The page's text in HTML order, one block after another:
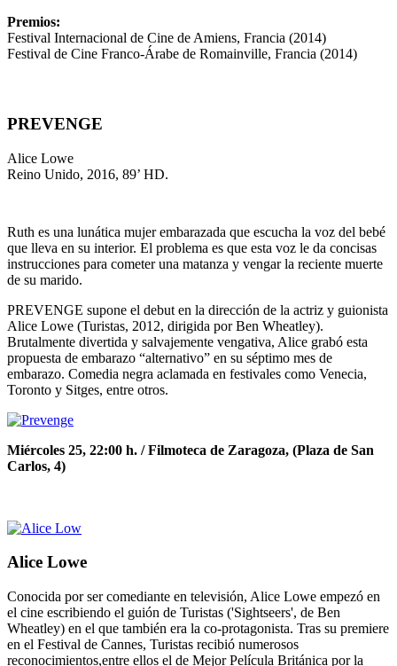
Premios:
Festival Internacional de Cine de Amiens, Francia (2014)
Festival de Cine Franco-Árabe de Romainville, Francia (2014)
PREVENGE
Alice Lowe
Reino Unido, 2016, 89’ HD.
Ruth es una lunática mujer embarazada que escucha la voz del bebé
que lleva en su interior. El problema es que esta voz le da concisas
instrucciones para cometer una matanza y vengar la reciente muerte
de su marido.
PREVENGE supone el debut en la dirección de la actriz y guionista
Alice Lowe (Turistas, 2012, dirigida por Ben Wheatley).
Brutalmente divertida y salvajemente vengativa, Alice grabó esta
propuesta de embarazo “alternativo” en su séptimo mes de
embarazo. Comedia negra aclamada en festivales como Venecia,
Toronto y Sitges, entre otros.
Miércoles 25, 22:00 h. / Filmoteca de Zaragoza, (Plaza de San
Carlos, 4)
Alice Lowe
Conocida por ser comediante en televisión, Alice Lowe empezó en
el cine escribiendo el guión de Turistas ('Sightseers', de Ben
Wheatley) en el que también era la co-protagonista. Tras su premiere
en el Festival de Cannes, Turistas recibió numerosos
reconocimientos,entre ellos el de Mejor Película Británica por la